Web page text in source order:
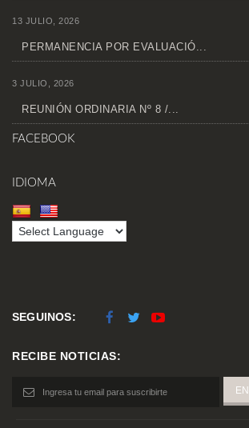
13 JULIO, 2026
PERMANENCIA POR EVALUACIÓ...
3 JULIO, 2026
REUNIÓN ORDINARIA Nº 8 /...
FACEBOOK
IDIOMA
SEGUINOS:
RECIBE NOTICIAS: